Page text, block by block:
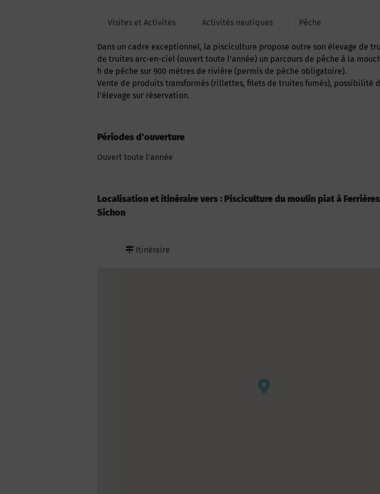
Visites et Activités Activités nautiques Pêche
Dans un cadre exceptionnel, la pisciculture propose outre son élevage de
de truites arc-en-ciel (ouvert toute l’année) un parcours de pêche à la
h de pêche sur 900 mètres de rivière (permis de pêche obligatoire).
Vente de produits transformés (rillettes, filets de truites fumés), possibilité
l’élevage sur réservation.
Périodes d'ouverture
Ouvert toute l'année
Localisation et itinéraire vers : Pisciculture du moulin piat à
Sichon
Itinéraire